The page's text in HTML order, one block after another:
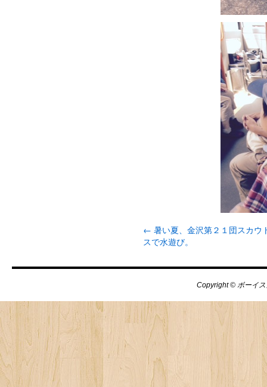
← 暑い夏、金沢第２１団スカウ
スで水遊び。
Copyright © ボーイ